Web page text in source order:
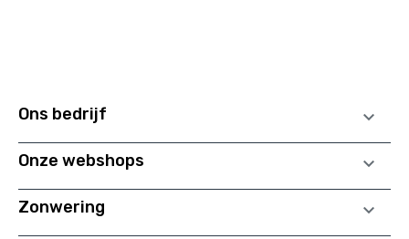
Ons bedrijf 
Onze webshops 
Zonwering 